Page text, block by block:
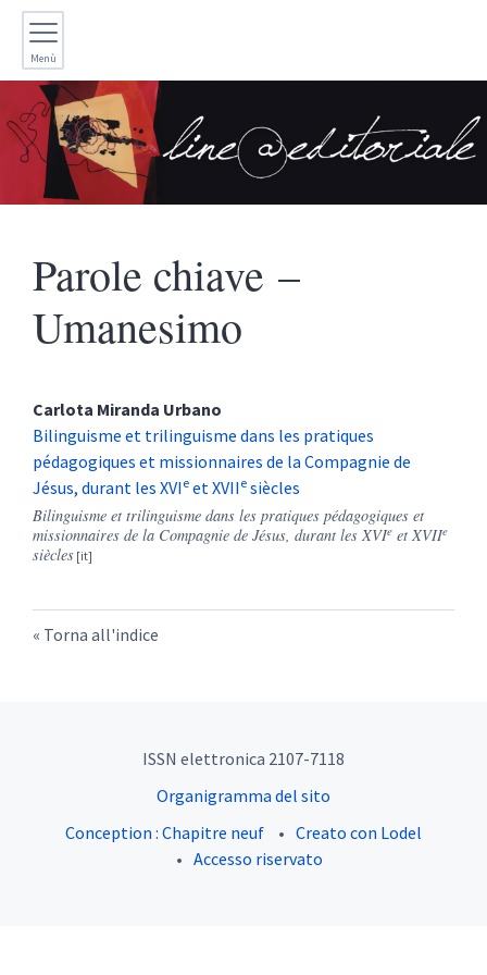
Menù
Parole chiave –
Umanesimo
Carlota Miranda Urbano
Bilinguisme et trilinguisme dans les pratiques
pédagogiques et missionnaires de la Compagnie de
Jésus, durant les XVIe et XVIIe siècles
Bilinguisme et trilinguisme dans les pratiques pédagogiques et
missionnaires de la Compagnie de Jésus, durant les XVIe et XVIIe
siècles
Torna all'indice
ISSN elettronica 2107-7118
Organigramma del sito
Conception : Chapitre neuf
Creato con Lodel
Accesso riservato